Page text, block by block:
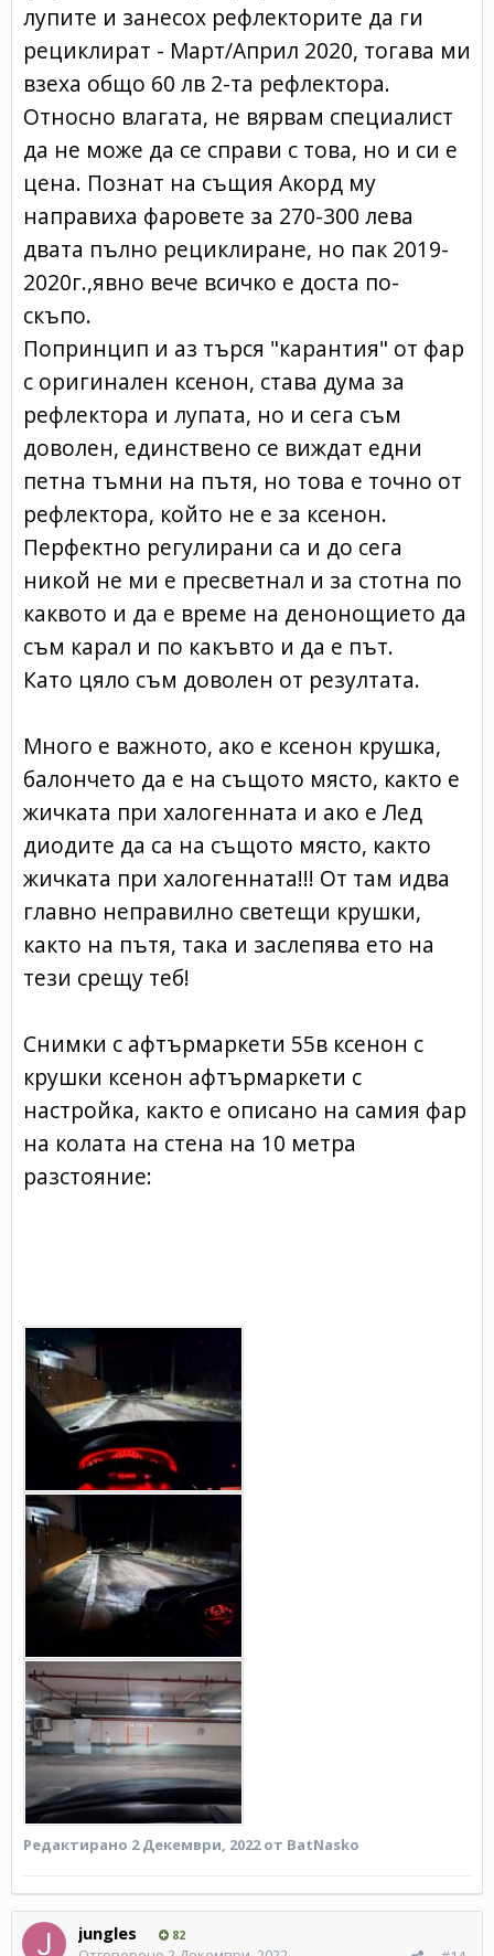
лупите и занесох рефлекторите да ги
рециклират - Март/Април 2020, тогава ми
взеха общо 60 лв 2-та рефлектора.
Относно влагата, не вярвам специалист
да не може да се справи с това, но и си е
цена. Познат на същия Акорд му
направиха фаровете за 270-300 лева
двата пълно рециклиране, но пак 2019-
2020г.,явно вече всичко е доста по-
скъпо.
Попринцип и аз търся "карантия" от фар
с оригинален ксенон, става дума за
рефлектора и лупата, но и сега съм
доволен, единствено се виждат едни
петна тъмни на пътя, но това е точно от
рефлектора, който не е за ксенон.
Перфектно регулирани са и до сега
никой не ми е пресветнал и за стотна по
каквото и да е време на денонощието да
съм карал и по какъвто и да е път.
Като цяло съм доволен от резултата.
Много е важното, ако е ксенон крушка,
балончето да е на същото място, както е
жичката при халогенната и ако е Лед
диодите да са на същото място, както
жичката при халогенната!!! От там идва
главно неправилно светещи крушки,
както на пътя, така и заслепява ето на
тези срещу теб!
Снимки с афтърмаркети 55в ксенон с
крушки ксенон афтърмаркети с
настройка, както е описано на самия фар
на колата на стена на 10 метра
разстояние:
Редактирано 2 Декември, 2022от BatNasko
jungles 82